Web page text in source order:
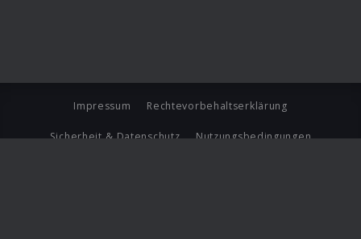
Impressum Rechtevorbehaltserklärung
Sicherheit & Datenschutz Nutzungsbedingungen